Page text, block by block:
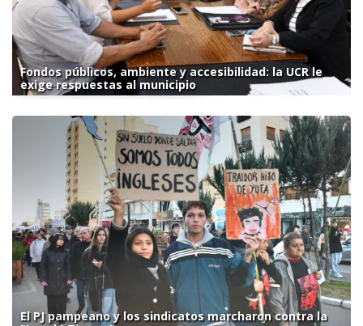
Fondos públicos, ambiente y accesibilidad: la UCR le
exige respuestas al municipio
El PJ pampeano y los sindicatos marcharon contra la